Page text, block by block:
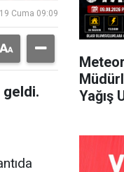
Cuma 09:09
geldi.
Yağış